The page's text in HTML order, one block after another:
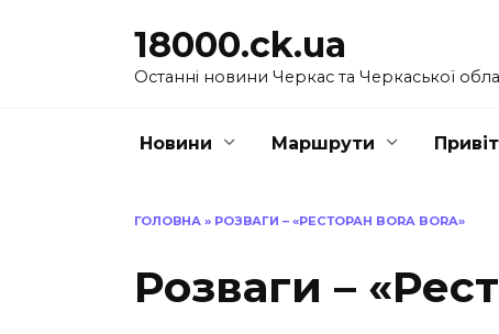
18000.ck.ua
Останні новини Черкас та Черкаської
Новини Маршрути
ГОЛОВНА » РОЗВАГИ – «РЕСТОРАН BORA BORA»
Розваги –